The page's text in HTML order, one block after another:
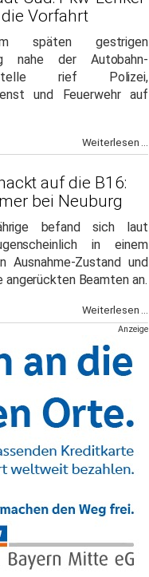
Vorfahrt
späten gestrigen
nahe der Autobahn-
rief Polizei,
und Feuerwehr auf
Weiterlesen ...
auf die B16:
bei Neuburg
befand sich laut
in einem
Ausnahme-Zustand und
angerückten Beamten an.
Weiterlesen ...
Anzeige